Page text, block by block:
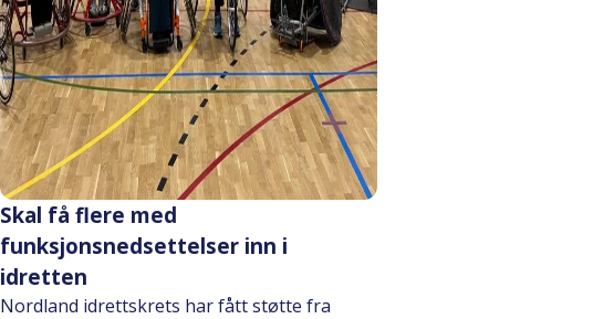
Skal få flere med
funksjonsnedsettelser inn i
idretten
Nordland idrettskrets har fått støtte fra